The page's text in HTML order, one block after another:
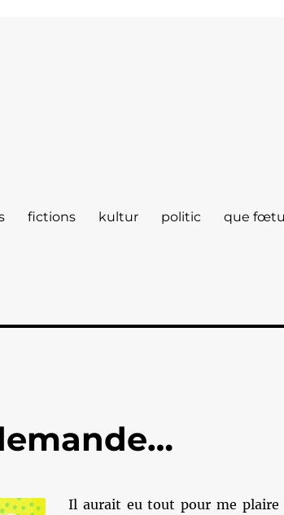
fictions kultur politic que
Il aurait eu tout pour me plaire